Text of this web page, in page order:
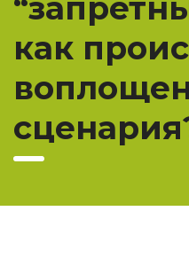
как